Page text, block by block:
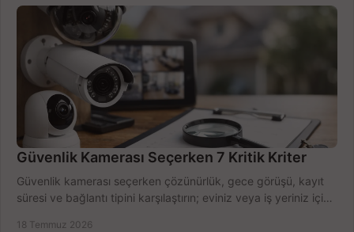
Güvenlik Kamerası Seçerken 7 Kritik Kriter
Güvenlik kamerası seçerken çözünürlük, gece görüşü, kayıt
süresi ve bağlantı tipini karşılaştırın; eviniz veya iş yeriniz için
18 Temmuz 2026